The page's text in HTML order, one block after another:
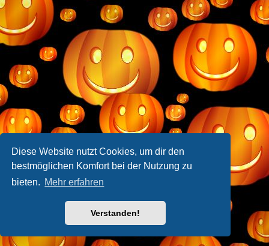
Diese Website nutzt Cookies, um dir den
bestmöglichen Komfort bei der Nutzung zu
bieten. Mehr erfahren
Verstanden!